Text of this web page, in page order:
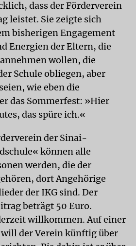
dass der Förderverein
leistet. Sie zeigte sich
bisherigen Engagement
Energien der Eltern, die
wollen, die
Schule obliegen, aber
wie eben die
das Sommerfest: »Hier
das spüre ich.«
der Sinai-
können alle
werden, die der
dort Angehörige
der IKG sind. Der
beträgt 50 Euro.
willkommen. Auf einer
der Verein künftig über